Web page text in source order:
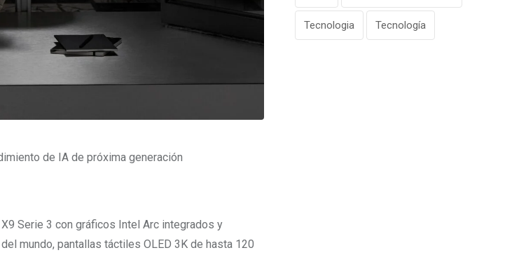
de IA de próxima generación
Serie 3 con gráficos Intel Arc integrados y
mundo, pantallas táctiles OLED 3K de hasta 120
Tecnologia Tecnología